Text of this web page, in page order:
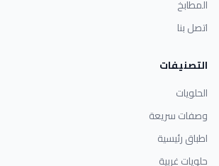
المطابخ
اتصل بنا
التصنيفات
الحلويات
وصفات سريعة
اطباق رئيسية
حلويات غربية